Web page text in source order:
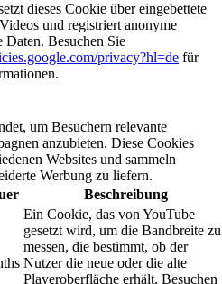
dieses Cookie über eingebettete
und registriert anonyme
Daten. Besuchen Sie
privacy?hl=de für
um Besuchern relevante
anzubieten. Diese Cookies
Websites und sammeln
Werbung zu liefern.
Beschreibung
Ein Cookie, das von YouTube
gesetzt wird, um die Bandbreite zu
messen, die bestimmt, ob der
Nutzer die neue oder die alte
Playeroberfläche erhält. Besuchen